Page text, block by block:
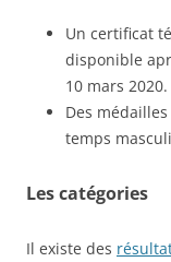
Un certificat
disponible
10 mars 2020.
Des
temps
Les catégories
Il existe des